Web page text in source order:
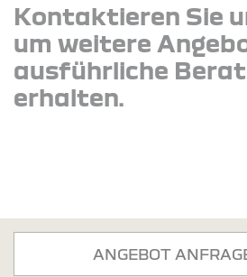
Kontaktieren Sie
um weitere
ausführliche
erhalten.
ANGEBOT